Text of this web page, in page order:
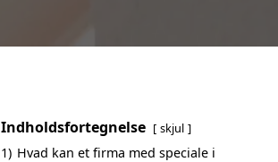
Indholdsfortegnelse skjul
1) Hvad kan et firma med speciale i